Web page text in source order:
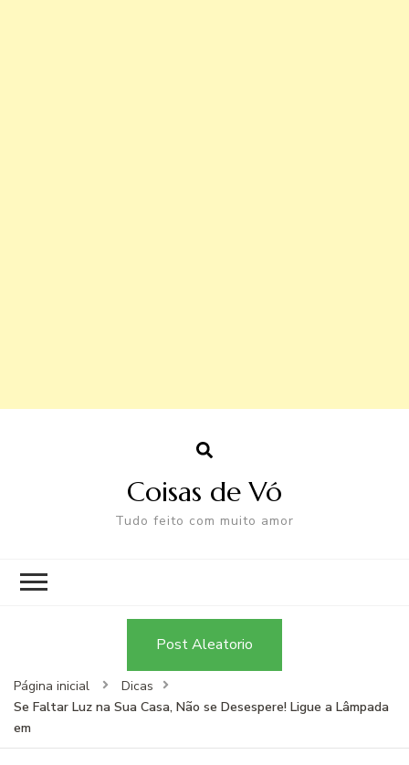
Coisas de Vó
Tudo feito com muito amor
Post Aleatorio
Página inicial
Dicas
Se Faltar Luz na Sua Casa, Não se Desespere! Ligue a Lâmpada
em